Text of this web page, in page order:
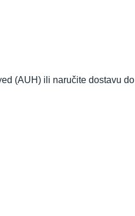
(AUH) ili naručite dostavu do